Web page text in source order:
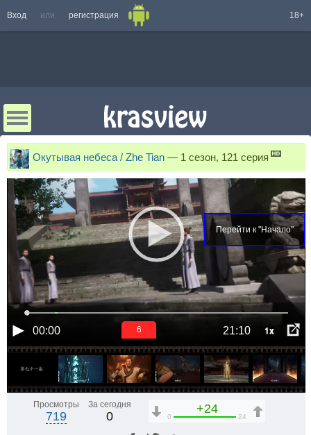
Вход или регистрация 18+
Окутывая небеса / Zhe Tian — 1 сезон, 121 серия
Перейти к "Начало"
00:00 21:10 1x
5
Просмотры
719
За сегодня
0
+24
0 24